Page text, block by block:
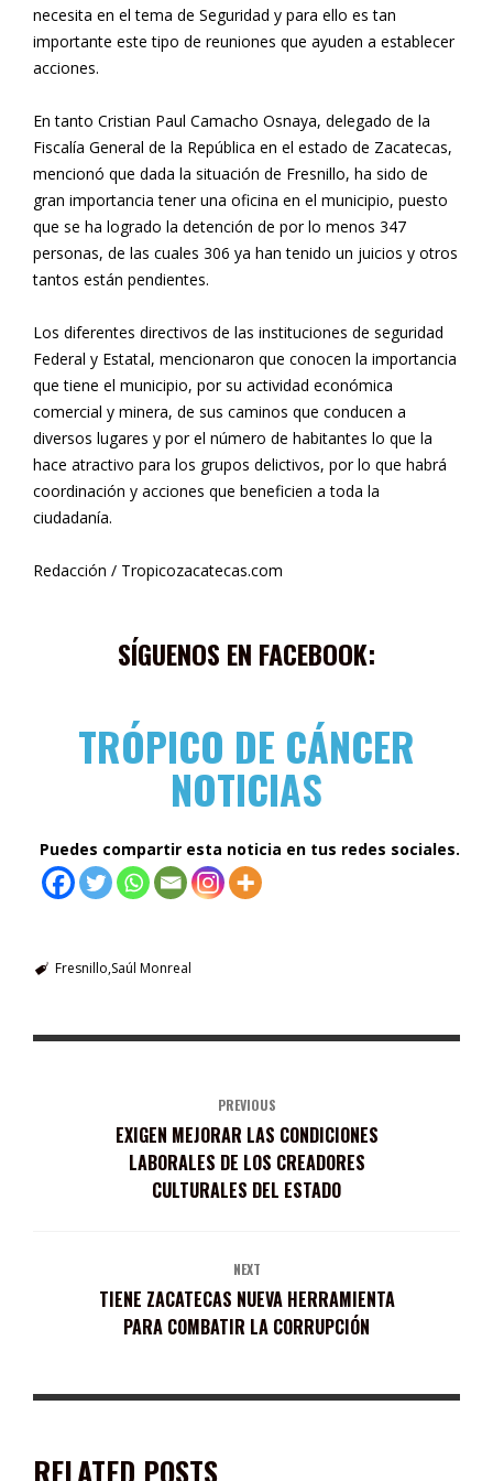
necesita en el tema de Seguridad y para ello es tan
importante este tipo de reuniones que ayuden a establecer
acciones.
En tanto Cristian Paul Camacho Osnaya, delegado de la
Fiscalía General de la República en el estado de Zacatecas,
mencionó que dada la situación de Fresnillo, ha sido de
gran importancia tener una oficina en el municipio, puesto
que se ha logrado la detención de por lo menos 347
personas, de las cuales 306 ya han tenido un juicios y otros
tantos están pendientes.
Los diferentes directivos de las instituciones de seguridad
Federal y Estatal, mencionaron que conocen la importancia
que tiene el municipio, por su actividad económica
comercial y minera, de sus caminos que conducen a
diversos lugares y por el número de habitantes lo que la
hace atractivo para los grupos delictivos, por lo que habrá
coordinación y acciones que beneficien a toda la
ciudadanía.
Redacción / Tropicozacatecas.com
SÍGUENOS EN FACEBOOK:
TRÓPICO DE CÁNCER
NOTICIAS
Puedes compartir esta noticia en tus redes sociales.
Fresnillo Saúl Monreal
PREVIOUS
EXIGEN MEJORAR LAS CONDICIONES
LABORALES DE LOS CREADORES
CULTURALES DEL ESTADO
NEXT
TIENE ZACATECAS NUEVA HERRAMIENTA
PARA COMBATIR LA CORRUPCIÓN
RELATED POSTS